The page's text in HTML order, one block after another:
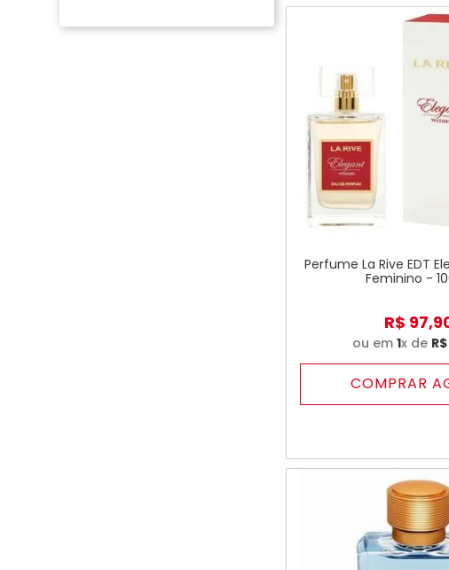
Perfume La Rive EDT
Feminino -
R$ 97,
ou em 1x de R$
COMPRAR